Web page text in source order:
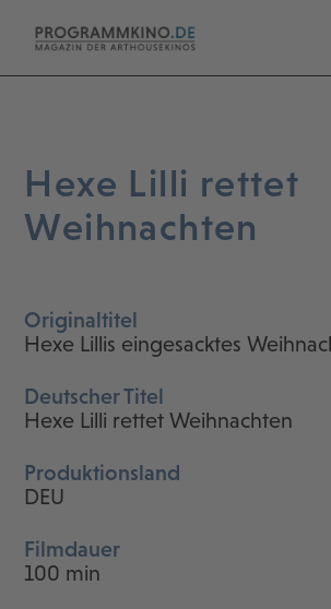
Hexe Lilli rettet
Weihnachten
Originaltitel
Hexe Lillis eingesacktes
Deutscher Titel
Hexe Lilli rettet Weihnachten
Produktionsland
DEU
Filmdauer
100 min